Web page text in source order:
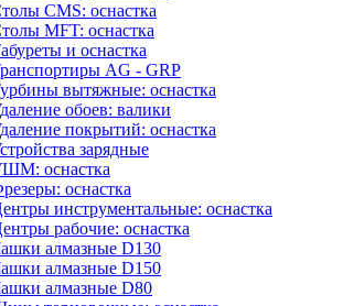
CMS: оснастка
MFT: оснастка
и оснастка
AG - GRP
вытяжные: оснастка
обоев: валики
покрытий: оснастка
зарядные
оснастка
оснастка
инструментальные: оснастка
рабочие: оснастка
алмазные D130
алмазные D150
алмазные D80